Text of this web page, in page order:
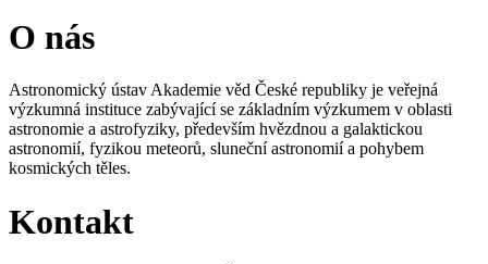
O nás
Astronomický ústav Akademie věd České republiky je veřejná
výzkumná instituce zabývající se základním výzkumem v oblasti
astronomie a astrofyziky, především hvězdnou a galaktickou
astronomií, fyzikou meteorů, sluneční astronomií a pohybem
kosmických těles.
Kontakt